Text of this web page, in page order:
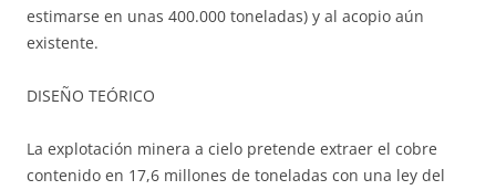
estimarse en unas 400.000 toneladas) y al acopio aún
existente.
DISEÑO TEÓRICO
La explotación minera a cielo pretende extraer el cobre
contenido en 17,6 millones de toneladas con una ley del